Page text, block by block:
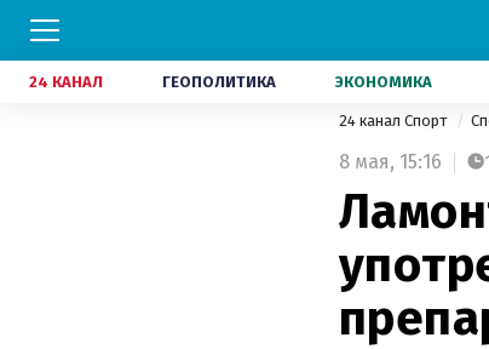
24 КАНАЛ ГЕОПОЛИТИКА ЭКОНОМИКА
24 канал Спорт
8 мая, 15:16